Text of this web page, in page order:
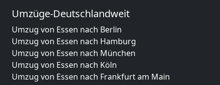
Umzüge-Deutschlandweit
Umzug von Essen nach Berlin
Umzug von Essen nach Hamburg
Umzug von Essen nach München
Umzug von Essen nach Köln
Umzug von Essen nach Frankfurt am Main